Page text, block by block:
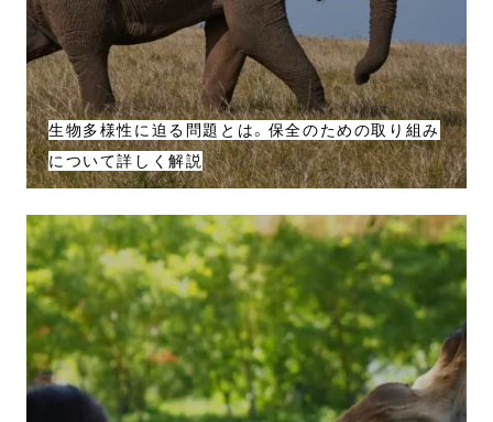
生物多様性に迫る問題とは。保全のための取り組み
について詳しく解説